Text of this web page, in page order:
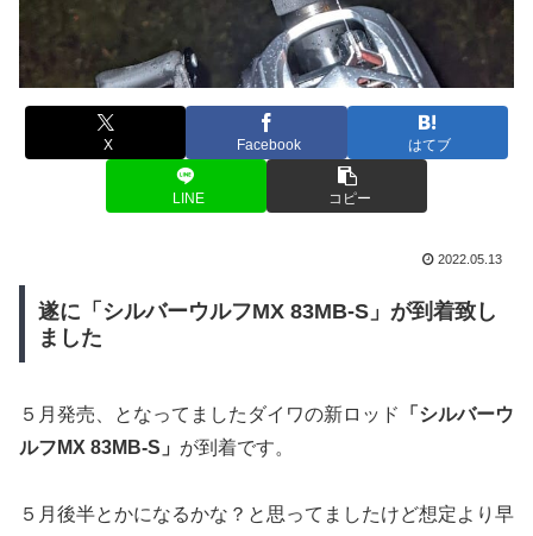
X Facebook はてブ
LINE コピー
2022.05.13
遂に「シルバーウルフMX 83MB-S」が到着致し
ました
５月発売、となってましたダイワの新ロッド
「シルバーウ
ルフMX 83MB-S」 が到着です。
５月後半とかになるかな？と思ってましたけど想定より早